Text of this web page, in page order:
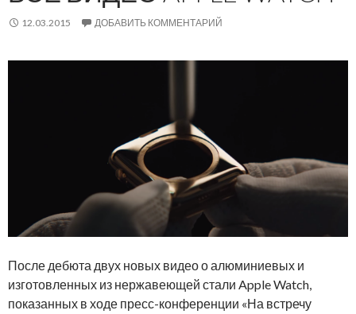
12.03.2015 ДОБАВИТЬ КОММЕНТАРИЙ
После дебюта двух новых видео о алюминиевых и
изготовленных из нержавеющей стали Apple Watch,
показанных в ходе пресс-конференции «На встречу